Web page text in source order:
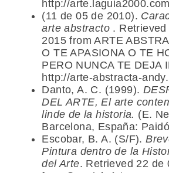
http://arte.laguia2000.com
(11 de 05 de 2010).
arte abstracto .
2015 from ARTE
O TE APASIONA O TE
PERO NUNCA TE DEJA
http://arte-abstracta-
Danto, A. C. (1999).
DEL ARTE, El arte
linde de la historia. (E.
Barcelona, España:
Escobar, B. A. (S/F).
Pintura dentro de la
del Arte. Retrieved 22 de